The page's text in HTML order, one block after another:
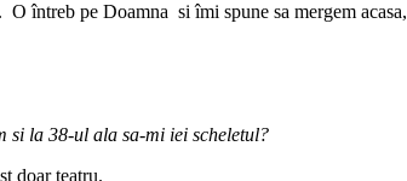
întreb pe Doamna si îmi spune sa mergem
si la 38-ul ala sa-mi iei scheletul?
doar teatru.